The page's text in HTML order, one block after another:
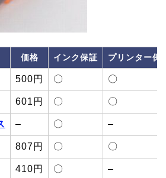
価格 インク保証 プリンター保
500円 〇 〇
601円 〇 〇
– 〇 –
807円 〇 〇
410円 〇 –